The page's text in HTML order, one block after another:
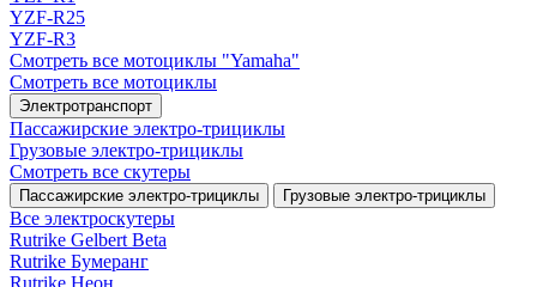
YZF-R25
YZF-R3
Смотреть все мотоциклы "Yamaha"
Смотреть все мотоциклы
Электротранспорт
Пассажирские электро‑трициклы
Грузовые электро‑трициклы
Смотреть все скутеры
Пассажирские электро‑трициклы Грузовые электро‑трициклы
Все электро­скутеры
Rutrike Gelbert Beta
Rutrike Бумеранг